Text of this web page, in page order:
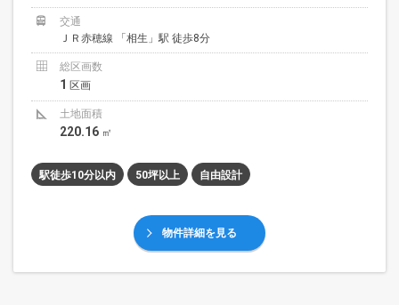
交通
ＪＲ赤穂線 「相生」駅 徒歩8分
総区画数
1 区画
土地面積
220.16 ㎡
駅徒歩10分以内 50坪以上 自由設計
物件詳細を見る